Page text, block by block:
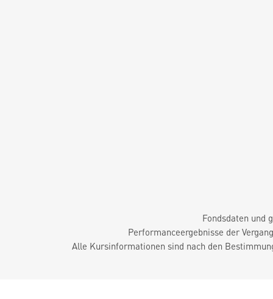
Fondsdaten und
Performanceergebnisse der
Alle Kursinformationen sind nach den